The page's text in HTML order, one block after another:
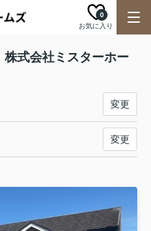
お気に入り
0
式会社ミスターホー
変更
変更